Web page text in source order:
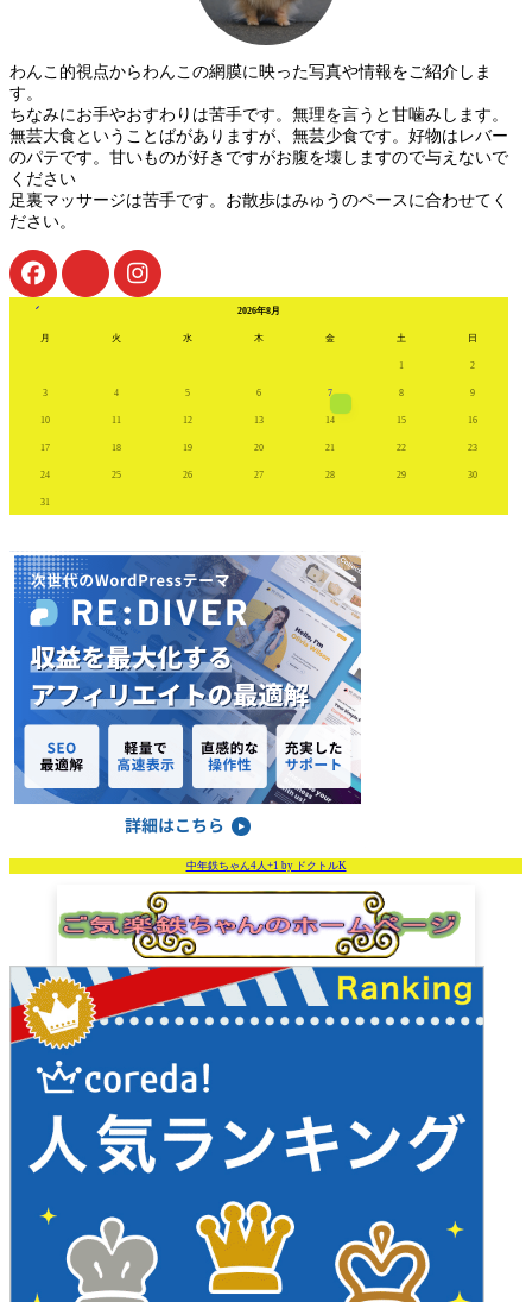
わんこ的視点からわんこの網膜に映った写真や情報をご紹介しま
す。
ちなみにお手やおすわりは苦手です。無理を言うと甘噛みします。
無芸大食ということばがありますが、無芸少食です。好物はレバー
のパテです。甘いものが好きですがお腹を壊しますので与えないで
ください
足裏マッサージは苦手です。お散歩はみゅうのペースに合わせてく
ださい。
2026年8月
月 火 水 木 金 土 日
1 2
3 4 5 6 7 8 9
10 11 12 13 14 15 16
17 18 19 20 21 22 23
24 25 26 27 28 29 30
31
中年鉄ちゃん4人+1 by ドクトルK